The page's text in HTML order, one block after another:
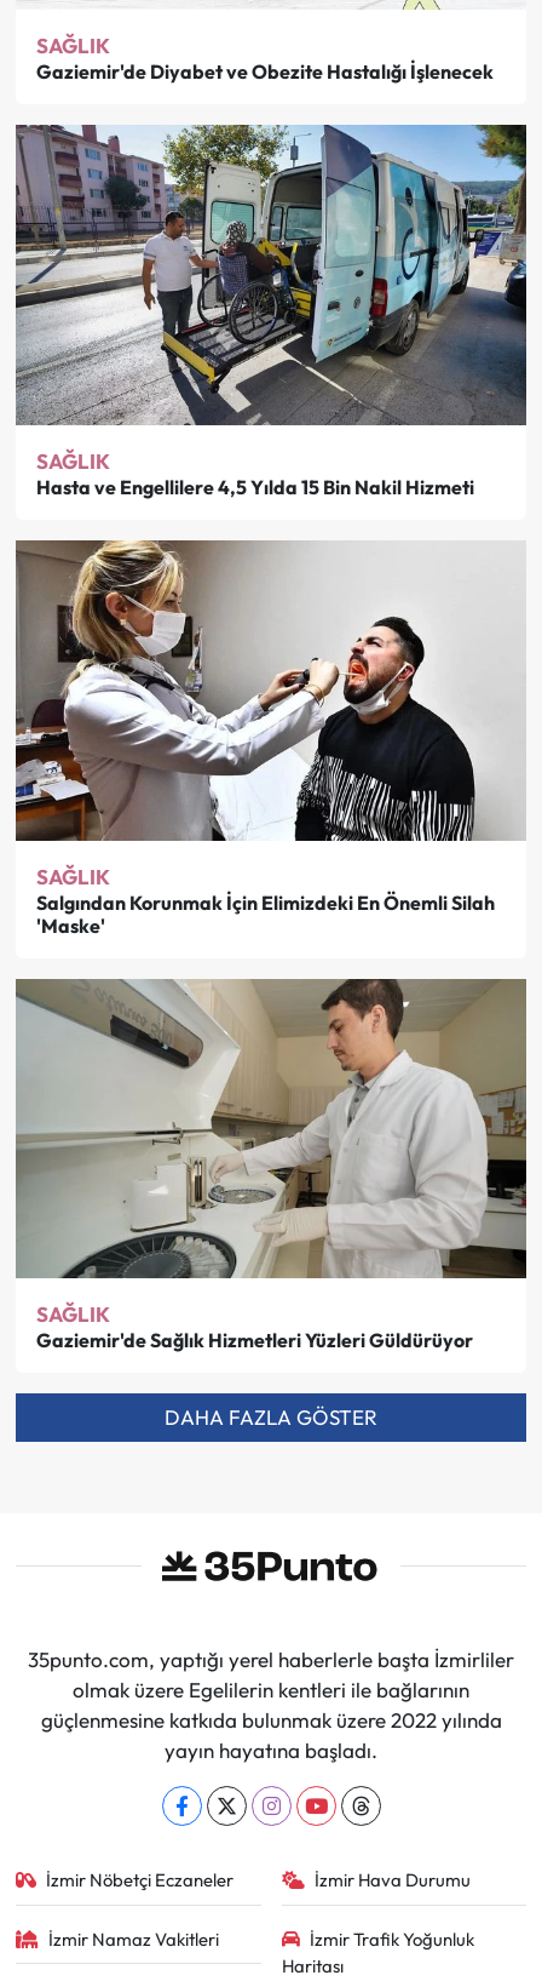
SAĞLIK
Gaziemir'de Diyabet ve Obezite Hastalığı İşlenecek
SAĞLIK
Hasta ve Engellilere 4,5 Yılda 15 Bin Nakil Hizmeti
SAĞLIK
Salgından Korunmak İçin Elimizdeki En Önemli Silah
'Maske'
SAĞLIK
Gaziemir'de Sağlık Hizmetleri Yüzleri Güldürüyor
DAHA FAZLA GÖSTER
35punto.com, yaptığı yerel haberlerle başta İzmirliler
olmak üzere Egelilerin kentleri ile bağlarının
güçlenmesine katkıda bulunmak üzere 2022 yılında
yayın hayatına başladı.
İzmir Nöbetçi Eczaneler İzmir Hava Durumu
İzmir Namaz Vakitleri
İzmir Trafik Yoğunluk
Haritası